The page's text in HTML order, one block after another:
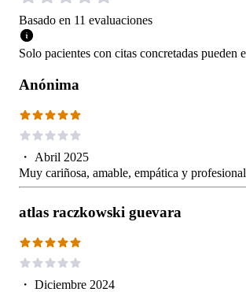
Basado en 11 evaluaciones
Solo pacientes con citas concretadas pueden
Anónima
・ Abril 2025
Muy cariñosa, amable, empática y
atlas raczkowski guevara
・ Diciembre 2024